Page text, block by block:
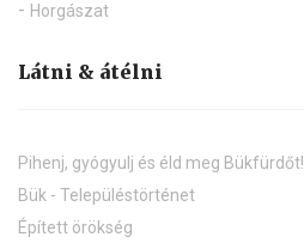
Horgászat
Látni & átélni
Pihenj, gyógyulj és éld meg Bükfürdőt!
Bük - Településtörténet
Épített örökség